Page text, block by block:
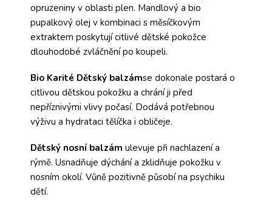
opruzeniny v oblasti plen. Mandlový a bio
pupalkový olej v kombinaci s měsíčkovým
extraktem poskytují citlivé dětské pokožce
dlouhodobé zvláčnění po koupeli.
Bio Karité Dětský balzámse dokonale postará o
citlivou dětskou pokožku a chrání ji před
nepříznivými vlivy počasí. Dodává potřebnou
výživu a hydrataci tělíčka i obličeje.
Dětský nosní balzám ulevuje při nachlazení a
rýmě. Usnadňuje dýchání a zklidňuje pokožku v
nosním okolí. Vůně pozitivně působí na psychiku
dětí.